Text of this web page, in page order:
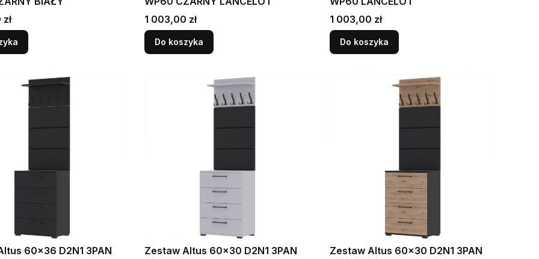
Cena
1 003,00 zł
Do koszyka
Cena
1 003,00 zł
Do koszyka
3PAN
Zestaw Altus 60x30 D2N1 3PAN
Zestaw Altus 60x30 D2N1 3PAN